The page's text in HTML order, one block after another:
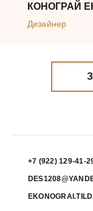
КОНОГРАЙ
Дизайнер
+7 (922) 129-41-